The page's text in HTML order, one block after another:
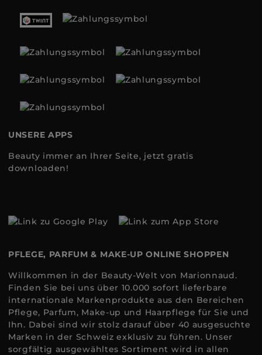
UNSERE APPS
Beauty immer an Ihrer Seite, jetzt gratis
downloaden!
PFLEGE, PARFUM & MAKE-UP ONLINE SHOPPEN
Willkommen in der Beauty-Welt von Marionnaud.
Finden Sie bei uns über 10.000 sofort lieferbare
internationale Markenprodukte aus den Bereichen
Pflege, Parfum, Make-up und Haarpflege für Sie und
Ihn. Dabei sind wir stolz darauf über 40 ausgesuchte
Marken in der Schweiz exklusiv zu führen. Unser
sorgfältig ausgewähltes Sortiment wird in allen